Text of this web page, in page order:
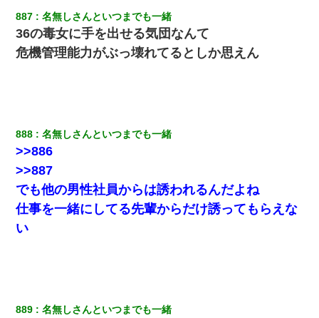
【考察】兄嫁急死の1年後、兄が引越すというので手伝いに行った
ら下着が入った引き出しの奥にとんでもないモノを見つけた
れて無事婚約破棄・・・
妻と同居し始めたときから、よく妻が「どこかで音漏れしてな
い？音楽聞こえる」と言っていて…
私『貯金貯まったし、やっと家建てられるね！』夫「実家を二世
帯住宅にした。それに貯金使った」→私『離婚しよう』夫「え
887 名無しさんといつまでも一緒
36の毒女に手を出せる気団なんて
危機管理能力がぶっ壊れてるとしか思えん
888 名無しさんといつまでも一緒
>>886
>>887
でも他の男性社員からは誘われるんだよね
仕事を一緒にしてる先輩からだけ誘ってもらえな
い
889 名無しさんといつまでも一緒